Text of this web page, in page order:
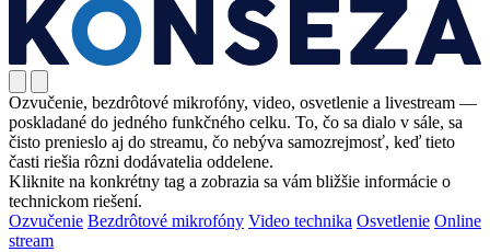
Ozvučenie, bezdrôtové mikrofóny, video, osvetlenie a livestream —
poskladané do jedného funkčného celku. To, čo sa dialo v sále, sa
čisto prenieslo aj do streamu, čo nebýva samozrejmosť, keď tieto
časti riešia rôzni dodávatelia oddelene.
Kliknite na konkrétny tag a zobrazia sa vám bližšie informácie o
technickom riešení.
Ozvučenie Bezdrôtové mikrofóny Video technika Osvetlenie Online
stream